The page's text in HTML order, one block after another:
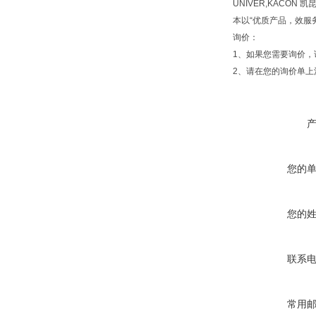
UNIVER,KACON 凯
本以“优质产品，效
询价：
1、如果您需要询价
2、请在您的询价单
您的
您的
联系
常用